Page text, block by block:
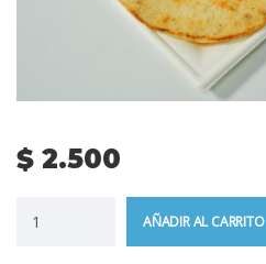
$ 2.500
AÑADIR AL CARRITO